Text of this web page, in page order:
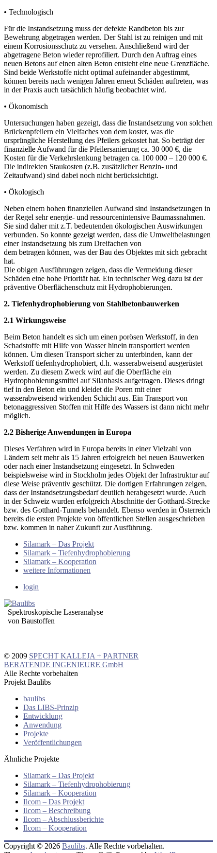
• Technologisch
Für die Instandsetzung muss der defekte Randbeton bis zur
Bewehrung abgetragen werden. Der Stahl ist zu reinigen und mit
einem Korrosionsschutz zu versehen. Anschließend wird der
abgetragene Beton wieder reprofiliert. Durch den Auftrag eines
neuen Betons auf einen alten Beton entsteht eine neue Grenzfläche.
Sind beide Werkstoffe nicht optimal aufeinander abgestimmt,
können bereits nach wenigen Jahren erneut Schäden auftreten, was
in der Praxis auch tatsächlich häufig beobachtet wird.
• Ökonomisch
Untersuchungen haben gezeigt, dass die Instandsetzung von solchen
Brückenpfeilern ein Vielfaches von dem kostet, was die
ursprüngliche Herstellung des Pfeilers gekostet hat. So beträgt der
finanzielle Aufwand für die Pfeilersanierung ca. 30 000 €, die
Kosten für die Verkehrslenkung betragen ca. 100 000 – 120 000 €.
Die indirekten Staukosten (z.B. zusätzlicher Benzin- und
Zeitaufwand) sind dabei noch nicht berücksichtigt.
• Ökologisch
Neben einem hohen finanziellen Aufwand sind Instandsetzungen in
der Regel sehr energie- und ressourcenintensive Baumassnahmen.
Sie sind daher mit z.T. bedeutenden ökologischen Auswirkungen
verbunden. So konnte gezeigt werden, dass die Umweltbelastungen
einer Instandsetzung bis zum Dreifachen von
dem betragen können, was der Bau des Objektes mit sich gebracht
hat.
Die obigen Ausführungen zeigen, dass die Vermeidung dieser
Schäden eine hohe Priorität hat. Ein technischer Weg dazu ist der
präventive Oberflächenschutz mit Hydrophobierungen.
2. Tiefenhydrophobierung von Stahlbetonbauwerken
2.1 Wirkungsweise
Beim Beton handelt es sich um einen porösen Werkstoff, in den
Schadstoffe mit Hilfe von Wasser hinein transportiert werden
können. Um diesen Transport sicher zu unterbinden, kann der
Werkstoff tiefenhydrophobiert, d.h. wasserabweisend ausgerüstet
werden. Zu diesem Zweck wird auf die Oberfläche ein
Hydrophobierungsmittel auf Silanbasis aufgetragen. Dieses dringt
tief in den Beton ein und kleidet die Poren mit einer
wasserabweisend wirkenden Schicht aus. Ein Transport von
betonaggressiven Stoffen mit Hilfe des Wassers ist dann nicht mehr
möglich.
2.2 Bisherige Anwendungen in Europa
Dieses Verfahren wird in Europa bereits in einer Vielzahl von
Ländern seit mehr als 15 Jahren erfolgreich bei neuen Bauwerken
oder nach einer Instandsetzung eingesetzt. In Schweden
beispielsweise wird in Stockholm jedes Objekt der Infrastruktur auf
diese Weise präventiv geschützt. Die dortigen Erfahrungen zeigen,
dass der Instandsetzungsbedarf deutlich herabgesetzt wurde. Auch
in der Schweiz wurden erfolgreich Abschnitte der Gotthard-Strecke
bzw. des Gotthard-Tunnels behandelt. Ebenso werden in Österreich
bereits die ersten Projekte von öffentlichen Stellen ausgeschrieben
bzw. kommen in naher Zukunft zur Ausführung.
Silamark – Das Projekt
Silamark – Tiefenhydrophobierung
Silamark – Kooperation
weitere Informationen
login
Spektroskopische Laseranalyse
von Baustoffen
© 2009 SPECHT KALLEJA + PARTNER
BERATENDE INGENIEURE GmbH
Alle Rechte vorbehalten
Projekt Baulibs
baulibs
Das LIBS-Prinzip
Entwicklung
Anwendung
Projekte
Veröffentlichungen
Ähnliche Projekte
Silamark – Das Projekt
Silamark – Tiefenhydrophobierung
Silamark – Kooperation
Ilcom – Das Projekt
Ilcom – Beschreibung
Ilcom – Abschlussberichte
Ilcom – Kooperation
Copyright © 2026 Baulibs. Alle Rechte vorbehalten.